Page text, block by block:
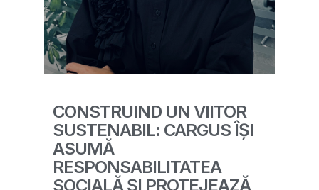
CONSTRUIND UN VIITOR
SUSTENABIL: CARGUS ÎȘI
ASUMĂ
RESPONSABILITATEA
SOCIALĂ ȘI PROTEJEAZĂ